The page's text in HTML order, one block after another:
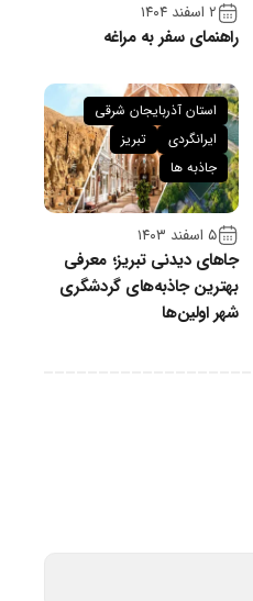
۲ اسفند ۱۴۰۴
راهنمای سفر به مراغه
۵ اسفند ۱۴۰۳
جاهای دیدنی تبریز؛ معرفی
بهترین جاذبه‌های گردشگری
شهر اولین‌ها
استان آذربایجان شرقی
ایرانگردی
تبریز
جاذبه ها